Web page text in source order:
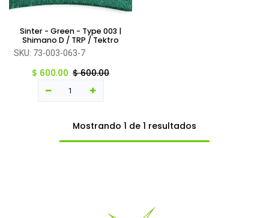
Sinter - Green - Type 003 |
Shimano D / TRP / Tektro
SKU: 73-003-063-7
$ 600.00 $600.00
Mostrando 1 de 1 resultados